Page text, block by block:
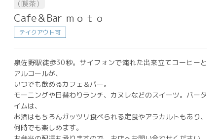
（喫茶）
Cafe＆Bar ｍｏｔｏ
テイクアウト可
泉佐野駅徒歩30秒。サイフォンで淹れた出来立てコーヒーと
アルコールが、
いつでも飲めるカフェ＆バー。
モーニングや日替わりランチ、カヌレなどのスイーツ。バータ
イムは、
お酒はもちろんガッツリ食べられる定食やアラカルトもあり、
何時でも楽しめます。